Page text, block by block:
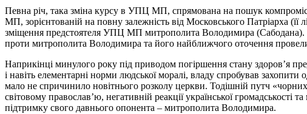
Певна річ, така зміна курсу в УПЦ МП, спрямована на пошук
МП, зорієнтованій на повну залежність від Московського Патріарха
зміщення предстоятеля УПЦ МП митрополита Володимира (Сабодана).
проти митрополита Володимира та його найближчого оточення
Наприкінці минулого року під приводом погіршення стану здоров’я
і навіть елементарні норми людської моралі, владу спробував
мало не спричинило новітнього розколу церкви. Тодішній путч
світовому православ’ю, негативній реакції української
підтримку свого давнього опонента – митрополита Володимира.